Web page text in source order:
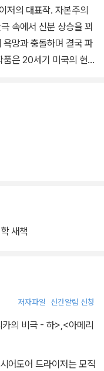
저의 대표작. 자본주의
속에서 신분 상승을 꾀
망과 충돌하며 결국 파
은 20세기 미국의 현실
새책
저자파일 신간알림 신청
카의 비극 - 하>,<아메리
어도어 드라이저는 모직